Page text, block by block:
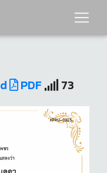
PDF 73